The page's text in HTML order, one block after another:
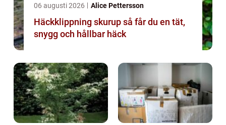
06 augusti 2026 Alice Pettersson
Häckklippning skurup så får du en tät,
snygg och hållbar häck